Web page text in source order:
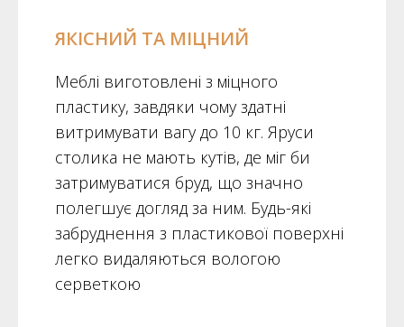
ЯКІСНИЙ ТА МІЦНИЙ
Меблі виготовлені з міцного
пластику, завдяки чому здатні
витримувати вагу до 10 кг. Яруси
столика не мають кутів, де міг би
затримуватися бруд, що значно
полегшує догляд за ним. Будь-які
забруднення з пластикової поверхні
легко видаляються вологою
серветкою